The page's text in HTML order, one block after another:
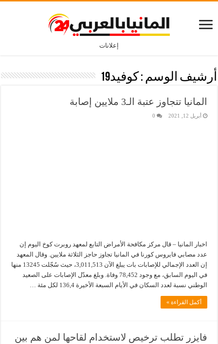
إعلانات
أرشيف الوسم : كوفيد19
المانيا تتجاوز عتبة الـ3 ملايين إصابة
أبريل 12, 2021 0
اخبار المانيا – قال مركز مكافحة الأمراض التابع لمعهد روبرت كوخ اليوم إن
عدد مصابي فايروس كورنا في المانيا تجاوز حاجز الثلاثة ملايين. وقال المعهد
إن العدد الإجمالي للإصابات بات يبلغ الآن 3,011,513، حيث سُجّلت 13245 منها
في اليوم السابق، مع وجود 78,452 وفاة. وبلغ معدّل الإصابات على الصعيد
الوطني نسبة لعدد السكان في الأيام السبعة الأخيرة 136,4 لكل مئة …
أكمل القراءة »
فايزر تطلب ترخيص لاستخدام لقاحها لمن هم بين